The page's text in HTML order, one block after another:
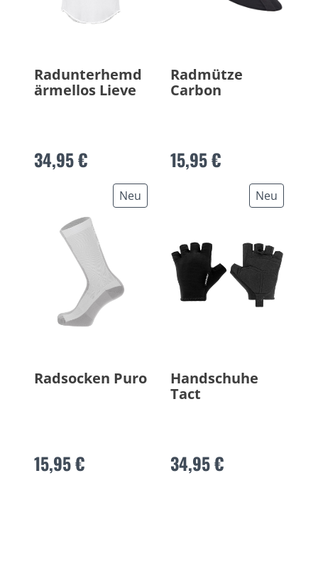
Radunterhemd
ärmellos Lieve
34,95 €
Radmütze
Carbon
15,95 €
Neu
Radsocken Puro
15,95 €
Neu
Handschuhe
Tact
34,95 €